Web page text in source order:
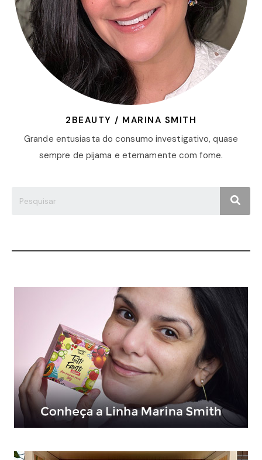
2BEAUTY / MARINA SMITH
Grande entusiasta do consumo investigativo, quase
sempre de pijama e eternamente com fome.